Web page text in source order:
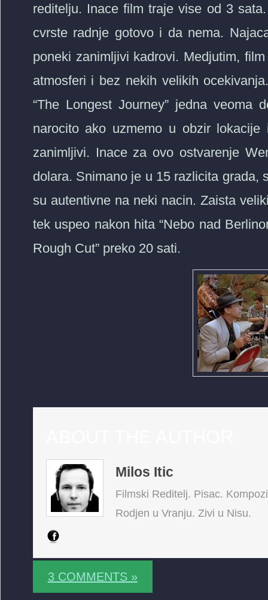
reditelju. Inace film traje vise od 3
cvrste radnje gotovo i da nema.
poneki zanimljivi kadrovi. Medjutim,
atmosferi i bez nekih velikih
“The Longest Journey” jedna
narocito ako uzmemo u obzir
zanimljivi. Inace za ovo ostvarenje
dolara. Snimano je u 15 razlicita grada,
su autentivne na neki nacin. Zaista
tek uspeo nakon hita “Nebo nad
Rough Cut” preko 20 sati.
Milos Itic
Filmski Reditelj. Pisac.
Rodjen u Vranju. Zivi u Nisu.
3 COMMENTS »